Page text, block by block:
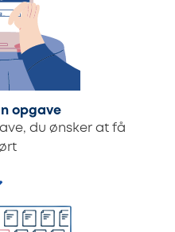
opgave
du ønsker at få